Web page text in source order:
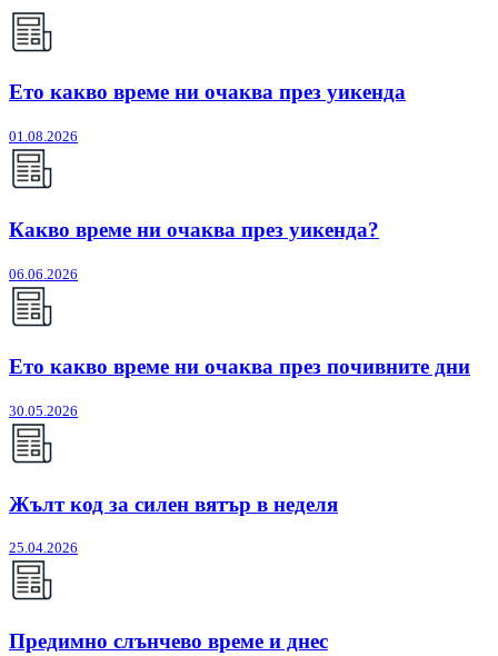
Ето какво време ни очаква през уикенда
01.08.2026
Какво време ни очаква през уикенда?
06.06.2026
Ето какво време ни очаква през почивните дни
30.05.2026
Жълт код за силен вятър в неделя
25.04.2026
Предимно слънчево време и днес